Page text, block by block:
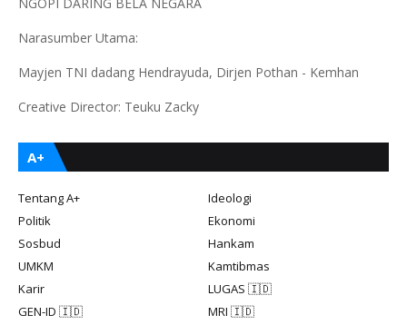
Narasumber Utama:
Mayjen TNI dadang Hendrayuda, Dirjen Pothan - Kemhan
Creative Director: Teuku Zacky
A+
Tentang A+
Ideologi
Politik
Ekonomi
Sosbud
Hankam
UMKM
Kamtibmas
Karir
LUGAS 🇮🇩
GEN-ID 🇮🇩
MRI 🇮🇩